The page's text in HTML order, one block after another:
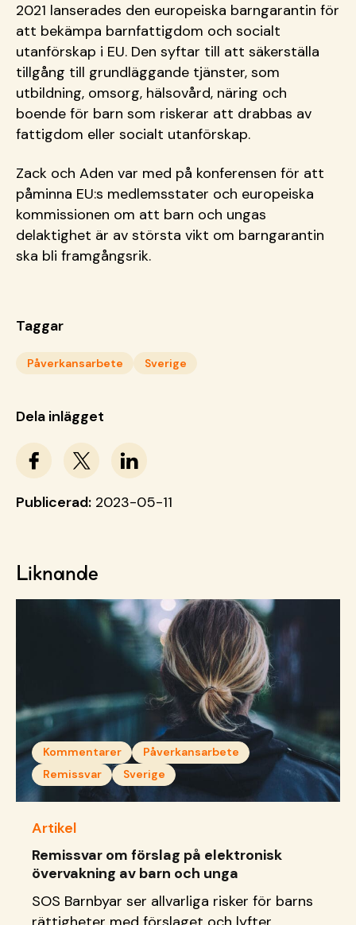
2021 lanserades den europeiska barngarantin för
att bekämpa barnfattigdom och socialt
utanförskap i EU. Den syftar till att säkerställa
tillgång till grundläggande tjänster, som
utbildning, omsorg, hälsovård, näring och
boende för barn som riskerar att drabbas av
fattigdom eller socialt utanförskap.
Zack och Aden var med på konferensen för att
påminna EU:s medlemsstater och europeiska
kommissionen om att barn och ungas
delaktighet är av största vikt om barngarantin
ska bli framgångsrik.
Taggar
Påverkansarbete Sverige
Dela inlägget
Publicerad: 2023-05-11
Liknande
Kommentarer
Påverkansarbete
Remissvar
Sverige
Artikel
Remissvar om förslag på elektronisk
övervakning av barn och unga
SOS Barnbyar ser allvarliga risker för barns